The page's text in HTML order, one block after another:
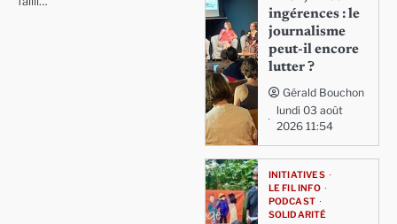
ingérences : le
journalisme
peut-il encore
lutter ?
Gérald Bouchon
lundi 03 août
2026 11:54
INITIATIVES
LE FIL INFO
PODCAST
SOLIDARITÉ